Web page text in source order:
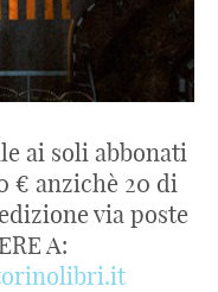
ai soli abbonati
€ anzichè 20 di
via poste
A: